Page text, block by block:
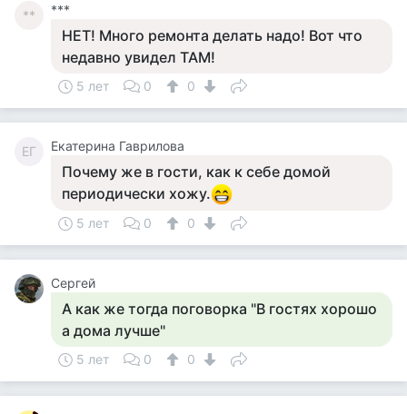
** ***
НЕТ! Много ремонта делать надо! Вот что
недавно увидел ТАМ!
5 лет 0 0
ЕГ Екатерина Гаврилова
Почему же в гости, как к себе домой
периодически хожу.
5 лет 0 0
Сергей
А как же тогда поговорка "В гостях хорошо
а дома лучше"
5 лет 0 0